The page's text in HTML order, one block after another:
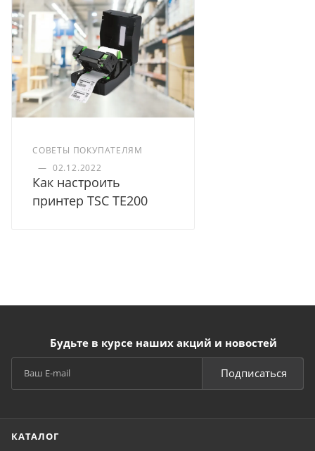
СОВЕТЫ ПОКУПАТЕЛЯМ
— 02.12.2022
Как настроить
принтер TSC TE200
Будьте в курсе наших акций и новостей
Подписаться
КАТАЛОГ